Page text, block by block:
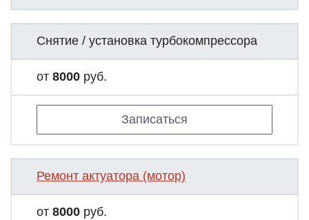
Снятие / установка турбокомпрессора
от 8000 руб.
Записаться
Ремонт актуатора (мотор)
от 8000 руб.